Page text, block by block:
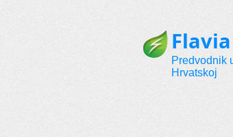
Predvodnik
Hrvatskoj